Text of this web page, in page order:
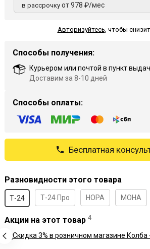
в рассрочку от 978 ₽/мес
Авторизуйтесь чтобы
Способы получения:
Курьером или почтой в пункт
Доставим за 8-10 дней
Способы оплаты:
Бесплатная
Разновидности этого товара
Т-24 Т-24 Про НОРА МОНА
Акции на этот товар 4